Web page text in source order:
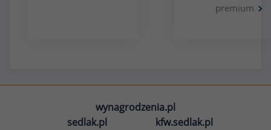
premium
wynagrodzenia.pl
sedlak.pl
kfw.sedlak.pl